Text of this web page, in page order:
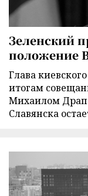
Зеленский
положение
Глава
итогам
Михаилом
Славянска